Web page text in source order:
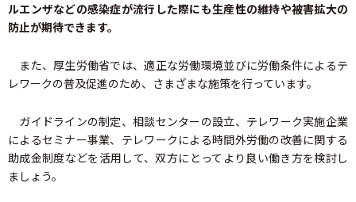
ルエンザなどの感染症が流行した際にも生産性の維持や被害拡大の
防止が期待できます。
また、厚生労働省では、適正な労働環境並びに労働条件によるテ
レワークの普及促進のため、さまざまな施策を行っています。
ガイドラインの制定、相談センターの設立、テレワーク実施企業
によるセミナー事業、テレワークによる時間外労働の改善に関する
助成金制度などを活用して、双方にとってより良い働き方を検討し
ましょう。